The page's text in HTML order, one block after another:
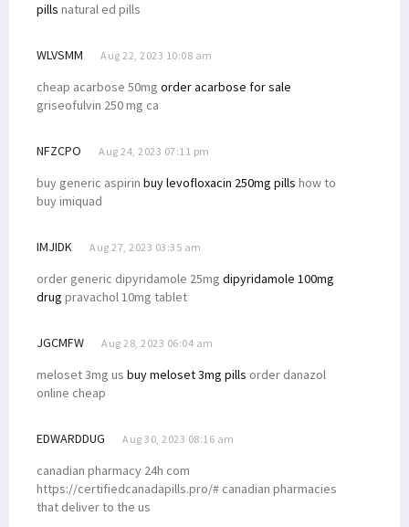
pills natural ed pills
WLVSMM Aug 22, 2023 10:08 am
cheap acarbose 50mg order acarbose for sale
griseofulvin 250 mg ca
NFZCPO Aug 24, 2023 07:11 pm
buy generic aspirin buy levofloxacin 250mg pills how to
buy imiquad
IMJIDK Aug 27, 2023 03:35 am
order generic dipyridamole 25mg dipyridamole 100mg
drug pravachol 10mg tablet
JGCMFW Aug 28, 2023 06:04 am
meloset 3mg us buy meloset 3mg pills order danazol
online cheap
EDWARDDUG Aug 30, 2023 08:16 am
canadian pharmacy 24h com
https://certifiedcanadapills.pro/# canadian pharmacies
that deliver to the us